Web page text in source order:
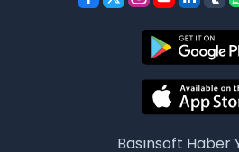
Basınsoft Haber